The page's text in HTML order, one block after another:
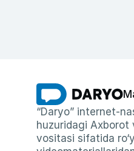
“Daryo” internet-
huzuridagi
vositasi sifatida